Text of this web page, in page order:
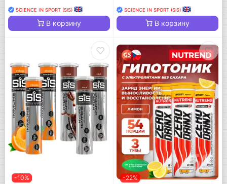
SCIENCE IN SPORT (SiS)
В корзину
SCIENCE IN SPORT (SiS)
В корзину
-10% -22%